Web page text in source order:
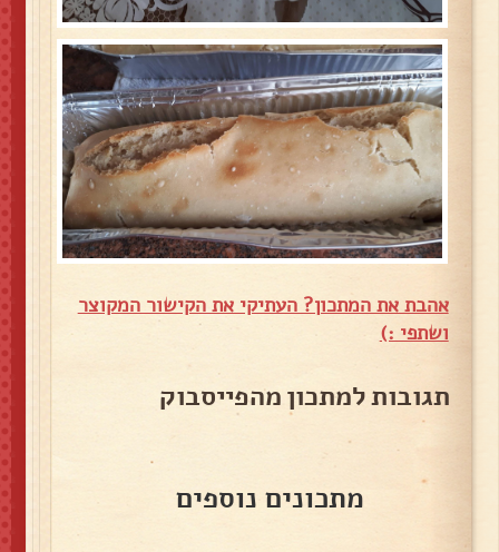
אהבת את המתכון? העתיקי את הקישור המקוצר
ושתפי :)
תגובות למתכון מהפייסבוק
מתכונים נוספים